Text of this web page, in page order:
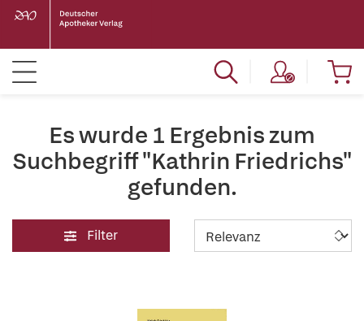
Es wurde 1 Ergebnis zum
Suchbegriff "Kathrin Friedrichs"
gefunden.
Filter